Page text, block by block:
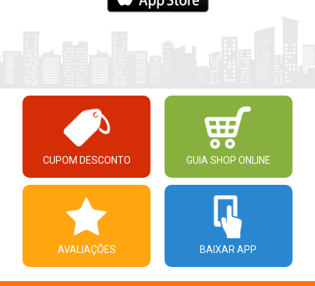
CUPOM DESCONTO GUIA SHOP ONLINE
AVALIAÇÕES BAIXAR APP